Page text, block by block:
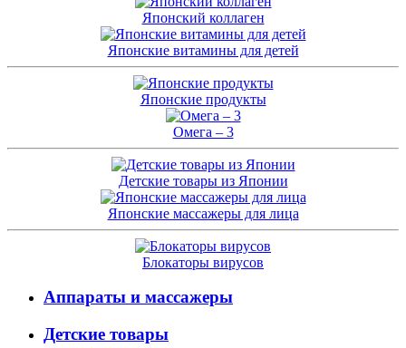
Японский коллаген
Японские витамины для детей
Японские продукты
Омега – 3
Детские товары из Японии
Японские массажеры для лица
Блокаторы вирусов
Аппараты и массажеры
Детские товары